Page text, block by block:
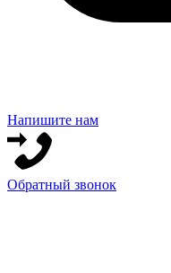
Напишите нам
Обратный звонок